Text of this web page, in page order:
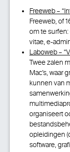
Freeweb –
Freeweb, of
om te
vitae, e-
Laboweb –
Twee zalen
Mac’s, waar
kunnen van
organiseert
opleidingen
software,